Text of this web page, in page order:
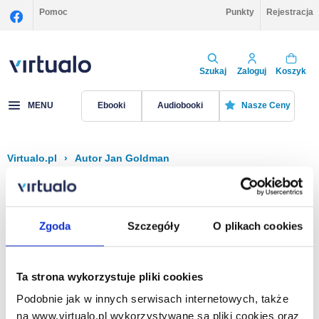
Zgoda Szczegóły O plikach cookies
Ta strona wykorzystuje pliki cookies
Podobnie jak w innych serwisach internetowych, także
na www.virtualo.pl wykorzystywane są pliki cookies oraz
Pomoc Punkty Rejestracja
Szukaj Zaloguj Koszyk
MENU Ebooki Audiobooki Nasze Ceny
Virtualo.pl › Autor Jan Goldman
Filtruj Sortuj
Na stronie